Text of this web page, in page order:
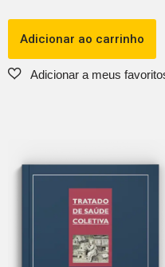
Adicionar ao carrinho